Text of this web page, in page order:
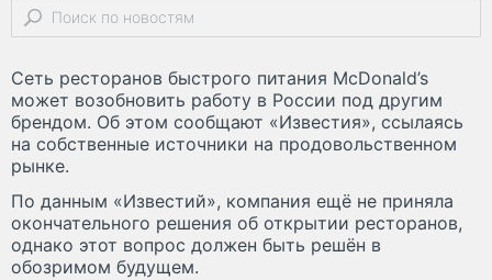
Сеть ресторанов быстрого питания McDonald’s
может возобновить работу в России под другим
брендом. Об этом сообщают «Известия», ссылаясь
на собственные источники на продовольственном
рынке.
По данным «Известий», компания ещё не приняла
окончательного решения об открытии ресторанов,
однако этот вопрос должен быть решён в
обозримом будущем.